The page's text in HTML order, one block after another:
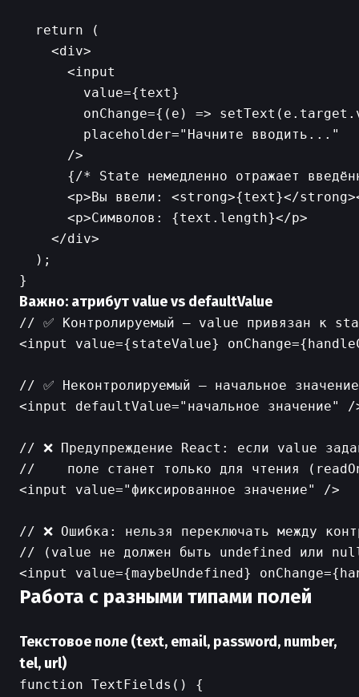
  return (
    <div>
      <input
        value={text}
onChange={(e) =>
        placeholder="Начните вводить..."
      />
{/* State немедленно отражает
<p>Вы ввели: <strong>{text}</
      <p>Символов: {text.length}</p>
    </div>
  );
Важно: атрибут value vs defaultValue
// ✅ Контролируемый — value привязан к
<input value={stateValue}
// ✅ Неконтролируемый — начальное
<input defaultValue="начальное значение" /
// ❌ Предупреждение React: если value
//    поле станет только для чтения
<input value="фиксированное значение" />
// ❌ Ошибка: нельзя переключать между
// (value не должен быть undefined или null
Работа с разными типами полей
Текстовое поле (text, email, password, number,
tel, url)
function TextFields() {